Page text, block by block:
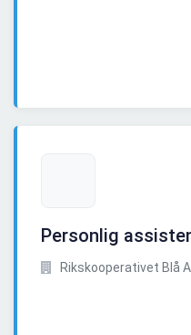
Personlig
Rikskooperativet Blå